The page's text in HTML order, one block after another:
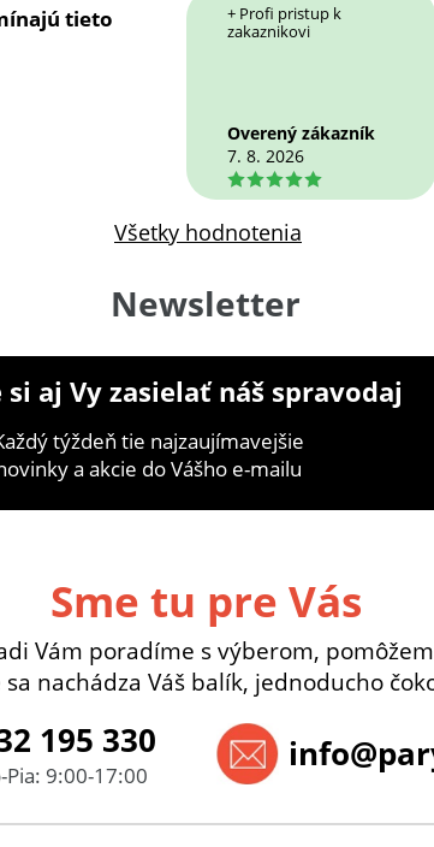
tieto
+ Profi pristup k
zakaznikovi
Overený zákazník
7. 8. 2026
5
Všetky hodnotenia
Newsletter
si aj Vy zasielať náš spravodaj
týždeň tie najzaujímavejšie
a akcie do Vášho e-mailu
Sme tu pre Vás
Vám poradíme s výberom,
nachádza Váš balík, jednoducho
195 330
Pia: 9:00-17:00